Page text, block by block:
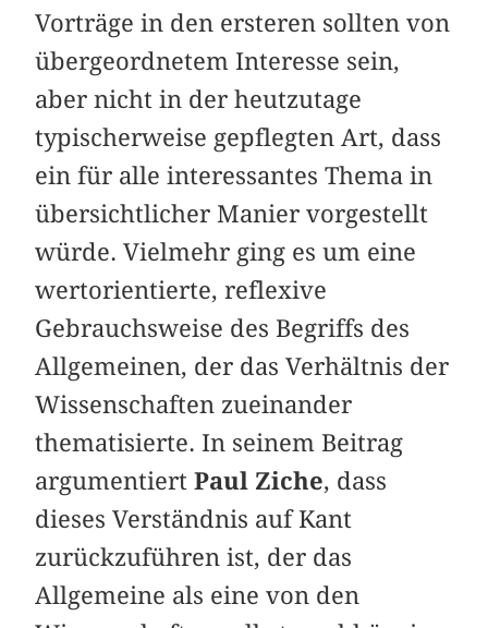
Vorträge in den ersteren sollten von
übergeordnetem Interesse sein,
aber nicht in der heutzutage
typischerweise gepflegten Art, dass
ein für alle interessantes Thema in
übersichtlicher Manier vorgestellt
würde. Vielmehr ging es um eine
wertorientierte, reflexive
Gebrauchsweise des Begriffs des
Allgemeinen, der das Verhältnis der
Wissenschaften zueinander
thematisierte. In seinem Beitrag
argumentiertPaul Ziche, dass
dieses Verständnis auf Kant
zurückzuführen ist, der das
Allgemeine als eine von den